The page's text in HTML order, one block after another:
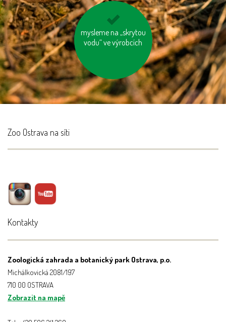
mysleme na „skrytou
vodu“ ve výrobcích
vyhněme se
pangasům a
Zoo Ostrava na síti
Kontakty
Zoologická zahrada a botanický park Ostrava, p.o.
Michálkovická 2081/197
710 00 OSTRAVA
Zobrazit na mapě